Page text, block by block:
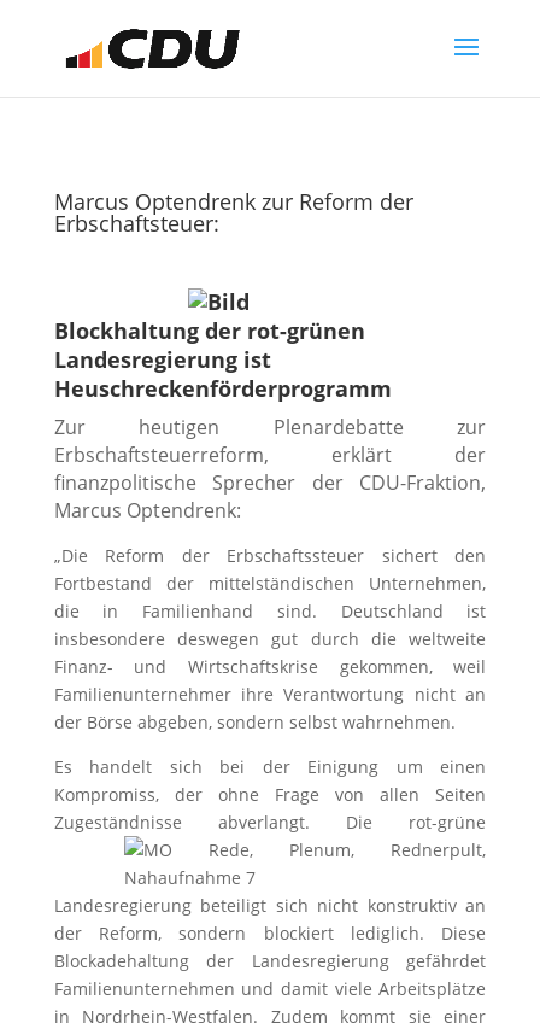
Marcus Optendrenk zur Reform der
Erbschaftsteuer:
Blockhaltung der rot-grünen
Landesregierung ist
Heuschreckenförderprogramm
Zur heutigen Plenardebatte zur
Erbschaftsteuerreform, erklärt der
finanzpolitische Sprecher der CDU-Fraktion,
Marcus Optendrenk:
„Die Reform der Erbschaftssteuer sichert den
Fortbestand der mittelständischen Unternehmen,
die in Familienhand sind. Deutschland ist
insbesondere deswegen gut durch die weltweite
Finanz- und Wirtschaftskrise gekommen, weil
Familienunternehmer ihre Verantwortung nicht an
der Börse abgeben, sondern selbst wahrnehmen.
Es handelt sich bei der Einigung um einen
Kompromiss, der ohne Frage von allen Seiten
Zugeständnisse abverlangt. Die rot-grüne
Landesregierung beteiligt sich nicht konstruktiv an
der Reform, sondern blockiert lediglich. Diese
Blockadehaltung der Landesregierung gefährdet
Familienunternehmen und damit viele Arbeitsplätze
in Nordrhein-Westfalen. Zudem kommt sie einer